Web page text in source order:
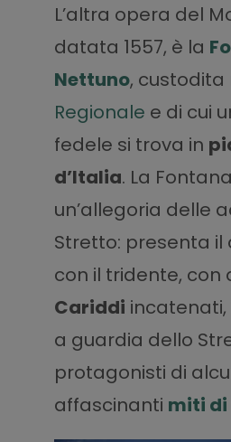
L’altra opera del
datata 1557, è la
Nettuno, custodita
Regionale e di cui
fedele si trova in
d’Italia. La
un’allegoria delle
Stretto: presenta il
con il tridente, con
Cariddi
a guardia dello
protagonisti di
affascinanti miti di